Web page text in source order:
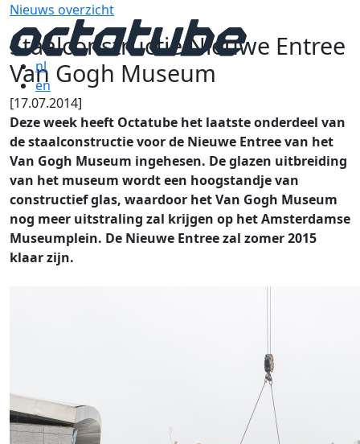
nl
en
Nieuws overzicht
Staalconstructie Nieuwe Entree
Van Gogh Museum
[17.07.2014]
Deze week heeft Octatube het laatste onderdeel van
de staalconstructie voor de Nieuwe Entree van het
Van Gogh Museum ingehesen. De glazen uitbreiding
van het museum wordt een hoogstandje van
constructief glas, waardoor het Van Gogh Museum
nog meer uitstraling zal krijgen op het Amsterdamse
Museumplein. De Nieuwe Entree zal zomer 2015
klaar zijn.